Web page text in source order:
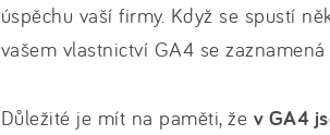
úspěchu vaší firmy. Když se spustí
vašem vlastnictví GA4 se zaznamená
Důležité je mít na paměti, že v GA4